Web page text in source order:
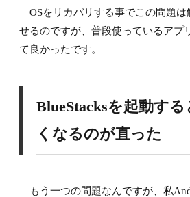
OSをリカバリする事でこの問題
せるのですが、普段使っているアプ
て良かったです。
BlueStacksを起動す
くなるのが直った
もう一つの問題なんですが、私